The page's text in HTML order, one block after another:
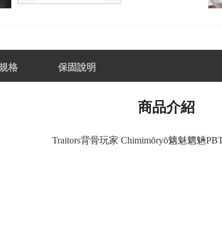
格 保固說明
商品介紹
Traitors背骨玩家 Chimimōryō魑魅魍魎